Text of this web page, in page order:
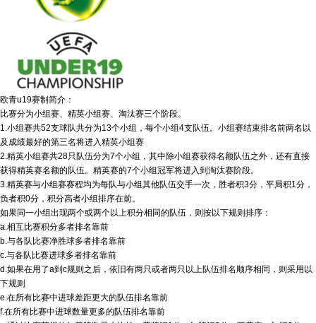
欧青u19赛制简介：
比赛分为小组赛、精英小组赛、淘汰赛三个阶段。
1.小组赛共52支球队共分为13个小组，每个小组4支队伍。小组赛结束排名前两名以
及成绩最好的第三名将进入精英小组赛
2.精英小组赛共28只队伍分为7个小组，其中除小组赛获得名额队伍之外，还有直接
获得精英赛名额的队伍。精英赛的7个小组冠军将进入到淘汰赛阶段。
3.精英赛与小组赛赛程均为每队与小组其他队伍交手一次，胜者积3分，平局积1分，
负者积0分，积分高者小组排序在前。
如果同一小组出现两个或两个以上积分相同的队伍，则按以下规则排序：
a.相互比赛积分多者排名靠前
b.与各队比赛净胜球多者排名靠前
c.与各队比赛进球多者排名靠前
d.如果在用了a到c规则之后，依旧有两只或者两只以上队伍排名顺序相同，则采用以
下规则
e.在所有比赛中进球差距更大的队伍排名靠前
f.在所有比赛中进球数量更多的队伍排名靠前